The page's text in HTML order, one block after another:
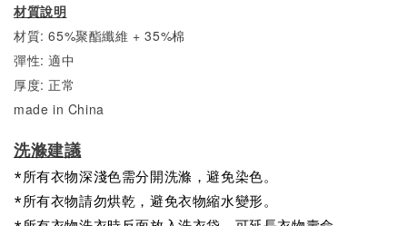
材質說明
材質: 65%聚酯纖維 + 35%棉
彈性: 適中
厚度: 正常
made in China
洗滌建議
*所有衣物深淺色需分開洗滌，避免染色。
*所有衣物請勿烘乾，避免衣物縮水變形。